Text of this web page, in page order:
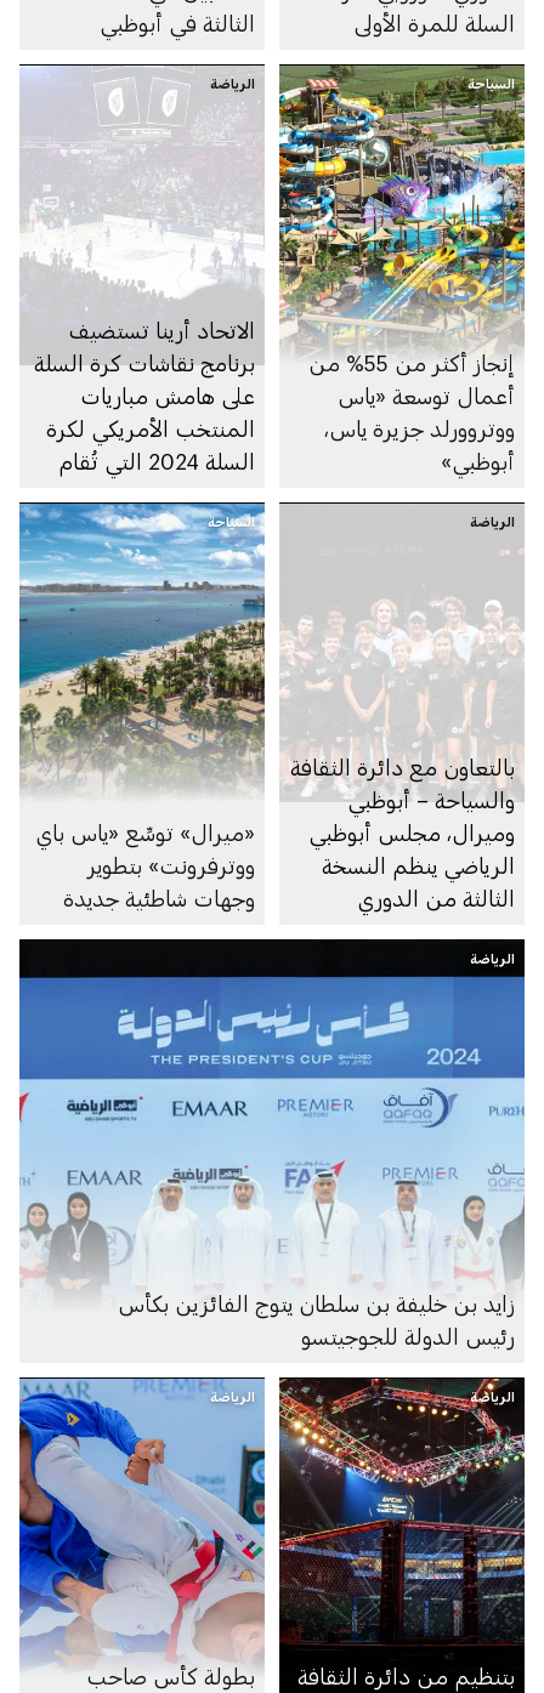
السلة للمرة الأولى
الثالثة في أبوظبي
السياحة
إنجاز أكثر من 55% من
أعمال توسعة «ياس
ووتروورلد جزيرة ياس،
أبوظبي»
الرياضة
الاتحاد أرينا تستضيف
برنامج نقاشات كرة السلة
على هامش مباريات
المنتخب الأمريكي لكرة
السلة 2024 التي تُقام
الرياضة
بالتعاون مع دائرة الثقافة
والسياحة – أبوظبي
وميرال، مجلس أبوظبي
الرياضي ينظم النسخة
الثالثة من الدوري
السياحة
«ميرال» توسِّع «ياس باي
ووترفرونت» بتطوير
وجهات شاطئية جديدة
الرياضة
زايد بن خليفة بن سلطان يتوج الفائزين بكأس
رئيس الدولة للجوجيتسو
الرياضة
بتنظيم من دائرة الثقافة
الرياضة
بطولة كأس صاحب